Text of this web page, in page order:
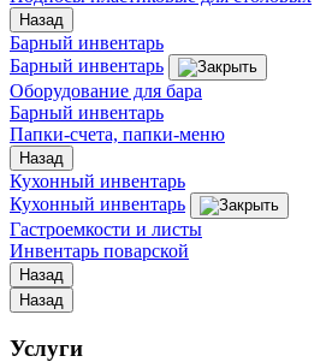
Назад
Барный инвентарь
Барный инвентарь
Оборудование для бара
Барный инвентарь
Папки-счета, папки-меню
Назад
Кухонный инвентарь
Кухонный инвентарь
Гастроемкости и листы
Инвентарь поварской
Назад
Назад
Услуги